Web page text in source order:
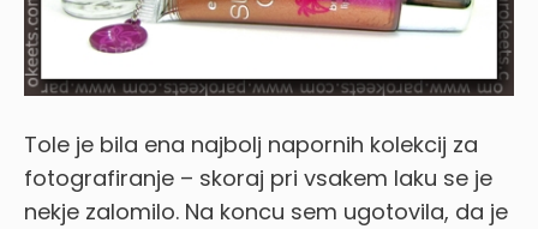
Tole je bila ena najbolj napornih kolekcij za
fotografiranje – skoraj pri vsakem laku se je
nekje zalomilo. Na koncu sem ugotovila, da je